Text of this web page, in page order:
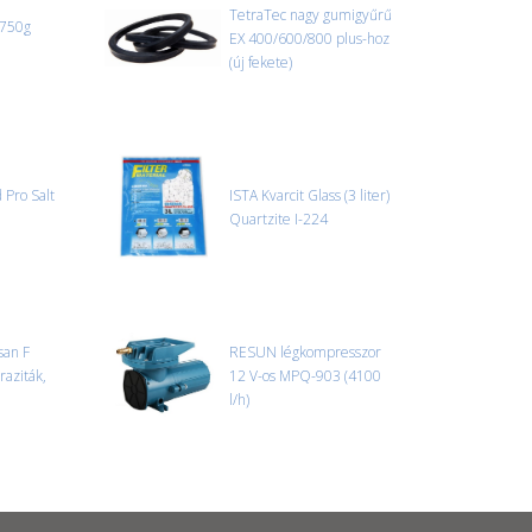
TetraTec nagy gumigyűrű
EX 400/600/800 plus-hoz
(új fekete)
Pro Salt
ISTA Kvarcit Glass (3 liter)
Quartzite I-224
F
RESUN légkompresszor
12 V-os MPQ-903 (4100
l/h)